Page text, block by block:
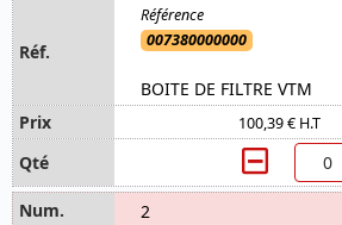
007380000000
BOITE DE FILTRE VTM
100,39 € H.T
2